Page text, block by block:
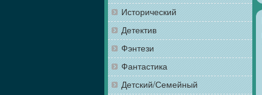
Исторический
Детектив
Фэнтези
Фантастика
Детский/Семейный